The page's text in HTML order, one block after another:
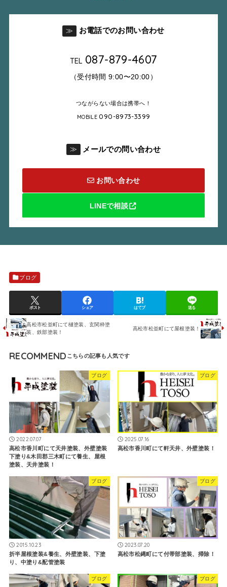
≫ お電話でのお問い合わせ
TEL 087-879-4607
（受付時間 9:00〜20:00）
つながらない場合は携帯へ！
MOBILE090-8973-3399
≫ メールでの問い合わせ
お問い合わせ
LINEで相談
ブログ
ポスト シェア はてブ 送る
高松市松並町にて樋塗装、玄関枠塗
装、鉄部塗装！
高松市松並町にて屋根塗装！
RECOMMEND
ブログ
2022.07.07
高松市香川町にて天井塗装、外壁塗装
下塗り&木田郡三木町にて養生、屋根
塗装、天井塗装！
ブログ
2025.07.16
高松市香川町にて軒天井、外壁塗装！
ブログ
2015.10.23
折半屋根塗装&養生、外壁塗装、下塗
り、中塗り&配管塗装
ブログ
2023.07.20
高松市松縄町にて付帯部塗装、掃除！
ブログ ブログ